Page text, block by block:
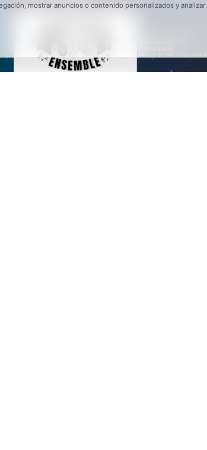
mostrar anuncios o contenido personalizados y